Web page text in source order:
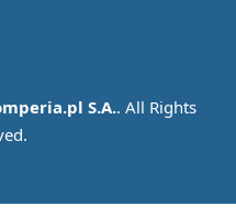
S.A.. All Rights